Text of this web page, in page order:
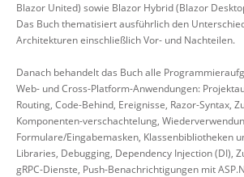
Blazor United) sowie Blazor Hybrid (Blazor
Das Buch thematisiert ausführlich den
Architekturen einschließlich Vor- und Nachteilen.
Danach behandelt das Buch alle
Web- und Cross-Platform-Anwendungen:
Routing, Code-Behind, Ereignisse, Razor-Syntax,
Komponenten-verschachtelung,
Formulare/Eingabemasken, Klassenbibliotheken
Libraries, Debugging, Dependency Injection (DI),
gRPC-Dienste, Push-Benachrichtigungen mit